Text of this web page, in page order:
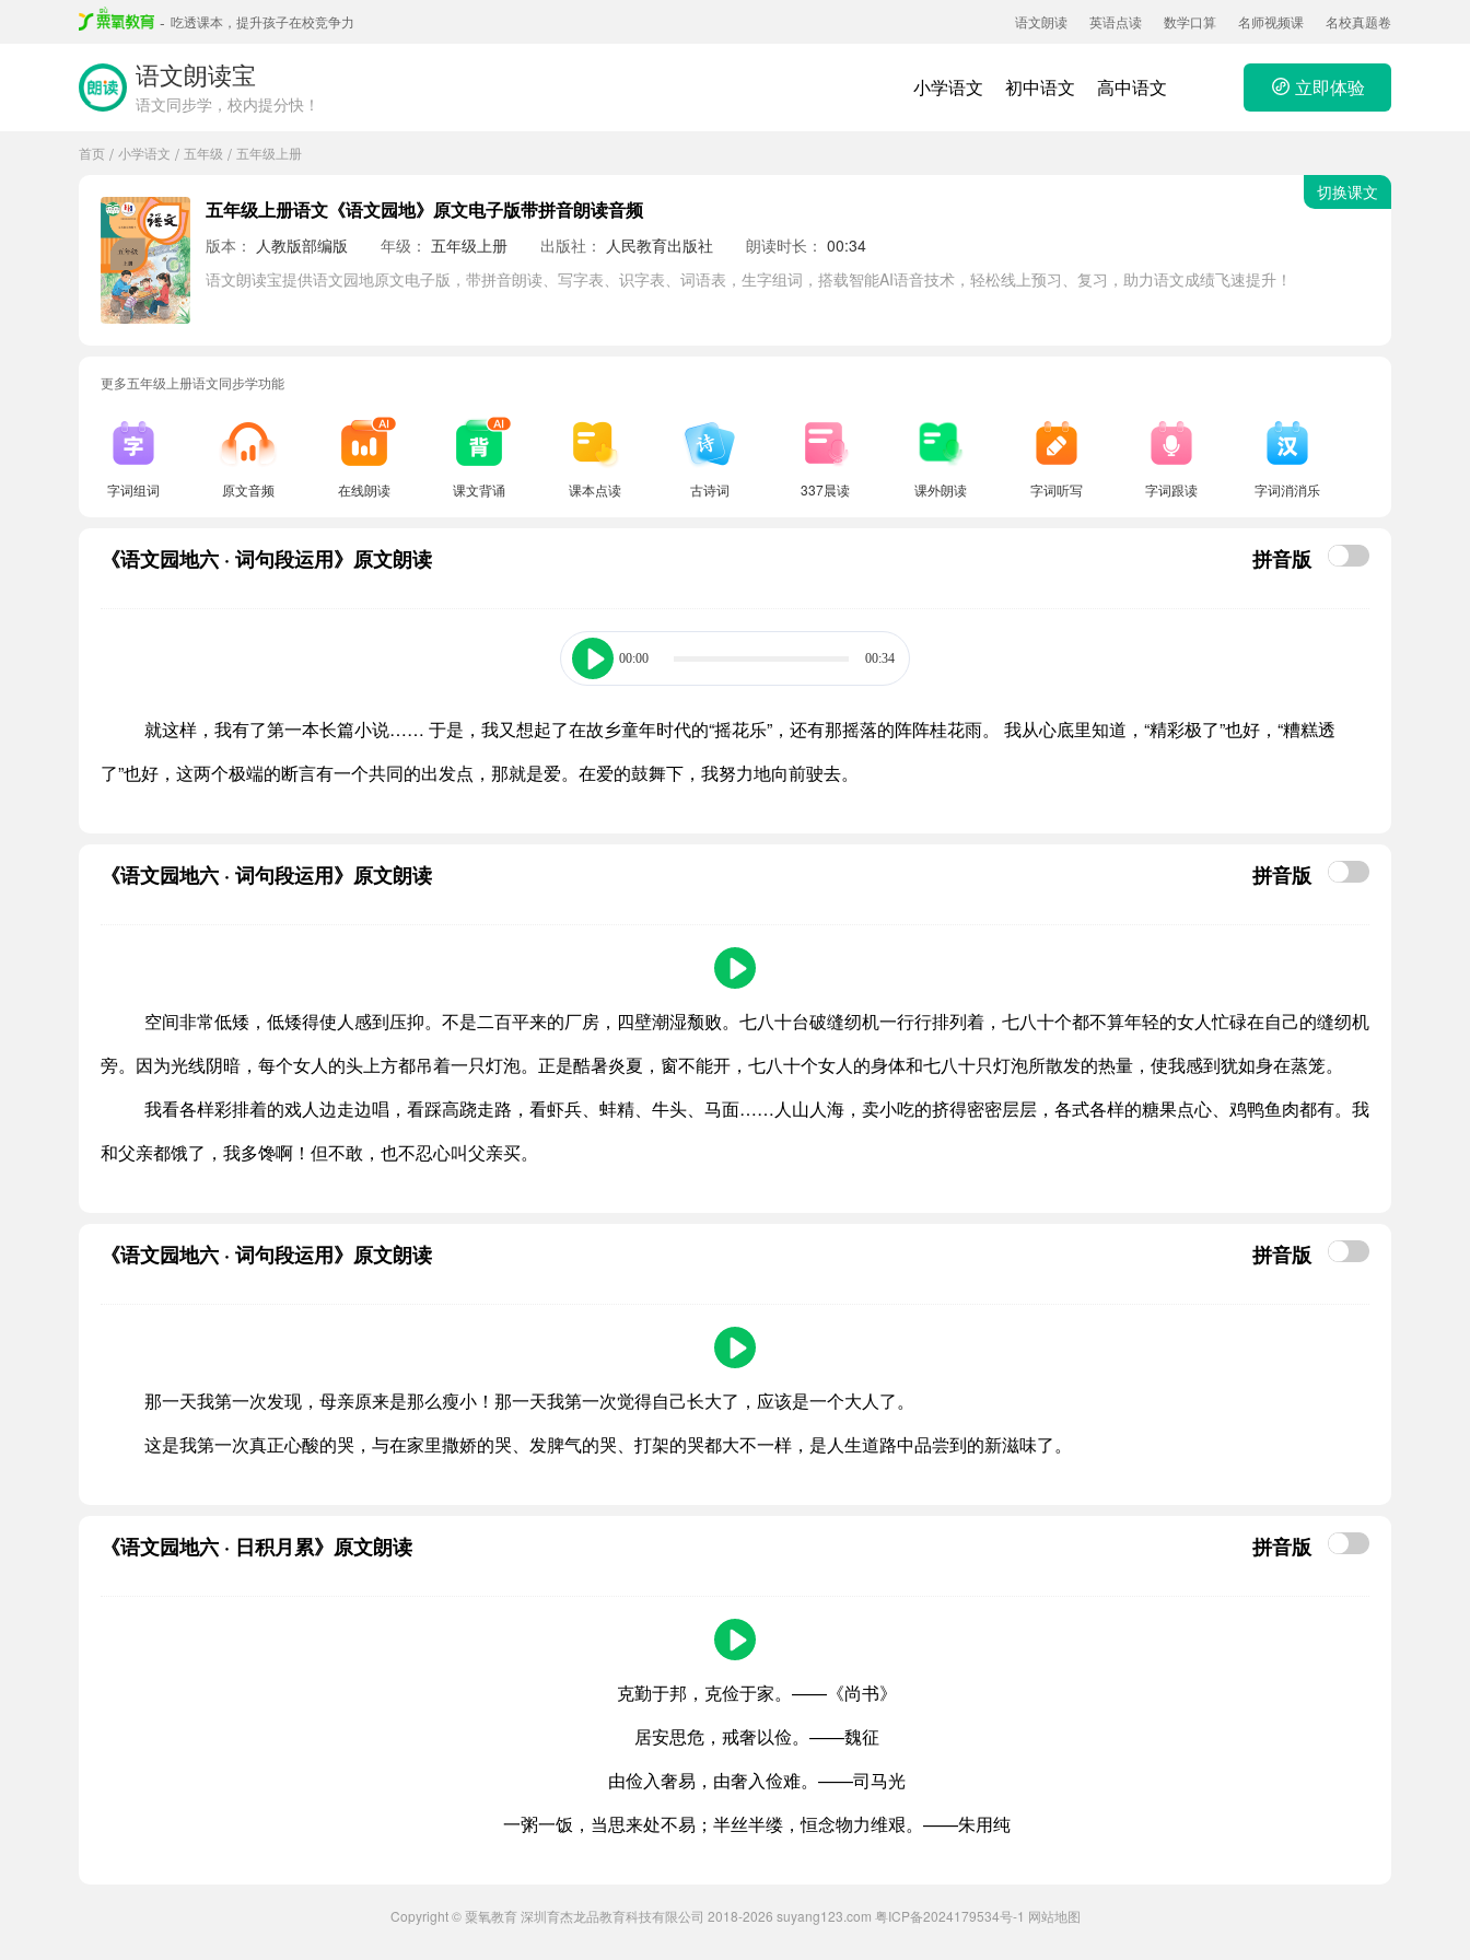
- 吃透课本，提升孩子在校竞争力 语文朗读 英语点读 数学口算 名师视频课 名校真题卷
语文朗读宝
语文同步学，校内提分快！
小学语文 初中语文 高中语文 立即体验
首页 / 小学语文 / 五年级 / 五年级上册
五年级上册语文《语文园地》原文电子版带拼音朗读音频
版本： 人教版部编版 年级： 五年级上册 出版社： 人民教育出版社 朗读时长： 00:34
语文朗读宝提供语文园地原文电子版，带拼音朗读、写字表、识字表、词语表，生字组词，搭载智能AI语音技术，轻松线上预习、复习，助力语文成绩飞速提升！
切换课文
更多五年级上册语文同步学功能
字词组词 原文音频 在线朗读 课文背诵 课本点读 古诗词 337晨读 课外朗读 字词听写 字词跟读 字词消消乐
《语文园地六 · 词句段运用》原文朗读 拼音版
00:00 00:34
就这样，我有了第一本长篇小说…… 于是，我又想起了在故乡童年时代的“摇花乐”，还有那摇落的阵阵桂花雨。 我从心底里知道，“精彩极了”也好，“糟糕透
了”也好，这两个极端的断言有一个共同的出发点，那就是爱。在爱的鼓舞下，我努力地向前驶去。
《语文园地六 · 词句段运用》原文朗读 拼音版
空间非常低矮，低矮得使人感到压抑。不是二百平来的厂房，四壁潮湿颓败。七八十台破缝纫机一行行排列着，七八十个都不算年轻的女人忙碌在自己的缝纫机
旁。因为光线阴暗，每个女人的头上方都吊着一只灯泡。正是酷暑炎夏，窗不能开，七八十个女人的身体和七八十只灯泡所散发的热量，使我感到犹如身在蒸笼。
我看各样彩排着的戏人边走边唱，看踩高跷走路，看虾兵、蚌精、牛头、马面……人山人海，卖小吃的挤得密密层层，各式各样的糖果点心、鸡鸭鱼肉都有。我
和父亲都饿了，我多馋啊！但不敢，也不忍心叫父亲买。
《语文园地六 · 词句段运用》原文朗读 拼音版
那一天我第一次发现，母亲原来是那么瘦小！那一天我第一次觉得自己长大了，应该是一个大人了。
这是我第一次真正心酸的哭，与在家里撒娇的哭、发脾气的哭、打架的哭都大不一样，是人生道路中品尝到的新滋味了。
《语文园地六 · 日积月累》原文朗读 拼音版
克勤于邦，克俭于家。——《尚书》
居安思危，戒奢以俭。——魏征
由俭入奢易，由奢入俭难。——司马光
一粥一饭，当思来处不易；半丝半缕，恒念物力维艰。——朱用纯
Copyright © 粟氧教育 深圳育杰龙品教育科技有限公司 2018-2026 suyang123.com 粤ICP备2024179534号-1 网站地图